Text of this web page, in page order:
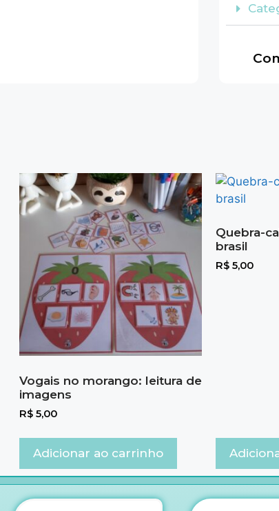
Vogais no morango: leitura de
imagens
R$ 5,00
Adicionar ao carrinho
Quebra-
brasil
R$ 5,00